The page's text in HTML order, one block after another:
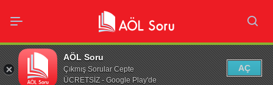
AÖL Soru
Çıkmış Sorular Cepte
ÜCRETSİZ - Google Play'de
AÇ